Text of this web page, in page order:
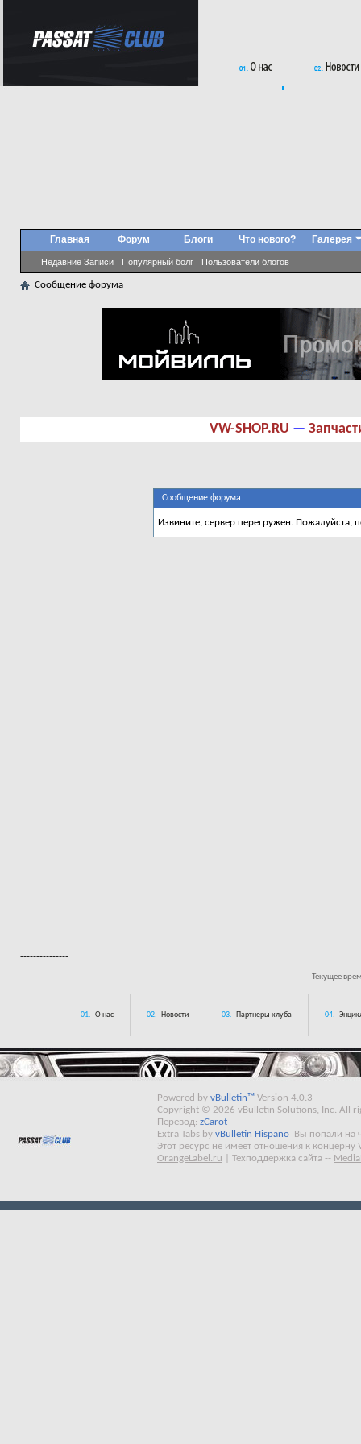
Главная Форум Блоги
Недавние Записи Популярный болг Пользователи блогов
Что нового? Галерея
Сообщение форума
VW-SHOP.RU —
Сообщение форума
Извините, сервер перегружен. Пожалуйста,
---------------
Текущее
01. О нас 02. Новости 03. Партнеры клуба 04.
Powered by vBulletin™ Version 4.0.3
Copyright © 2026 vBulletin Solutions, Inc. All
Перевод: zCarot
Extra Tabs by vBulletin Hispano
Вы попали на
Этот ресурс не имеет отношения к концерну
OrangeLabel.ru
Техподдержка сайта --